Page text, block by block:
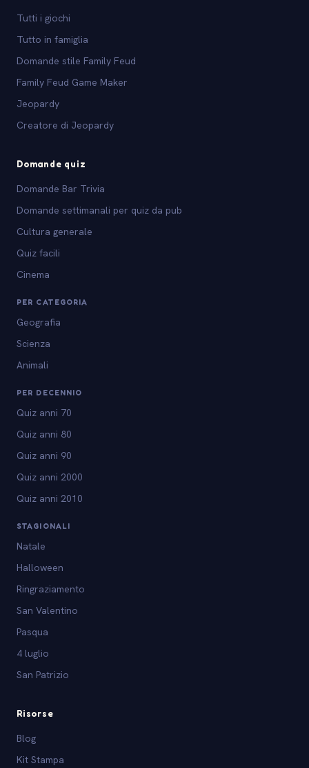
Tutti i giochi
Tutto in famiglia
Domande stile Family Feud
Family Feud Game Maker
Jeopardy
Creatore di Jeopardy
Domande quiz
Domande Bar Trivia
Domande settimanali per quiz da pub
Cultura generale
Quiz facili
Cinema
PER CATEGORIA
Geografia
Scienza
Animali
PER DECENNIO
Quiz anni 70
Quiz anni 80
Quiz anni 90
Quiz anni 2000
Quiz anni 2010
STAGIONALI
Natale
Halloween
Ringraziamento
San Valentino
Pasqua
4 luglio
San Patrizio
Risorse
Blog
Kit Stampa